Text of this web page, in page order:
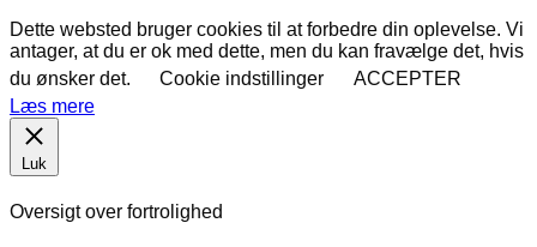
Dette websted bruger cookies til at forbedre din oplevelse. Vi
antager, at du er ok med dette, men du kan fravælge det, hvis
du ønsker det.
Cookie indstillinger
ACCEPTER
Læs mere
Luk
Oversigt over fortrolighed